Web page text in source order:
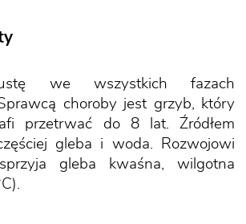
we wszystkich fazach
choroby jest grzyb, który
przetrwać do 8 lat. Źródłem
gleba i woda. Rozwojowi
gleba kwaśna, wilgotna